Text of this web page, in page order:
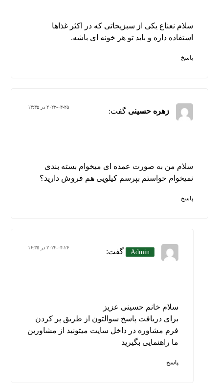
سلام نعناع یکی از سبزیجاتی که در اکثر غذاها
استفاده داره و باید تو هر خونه ای باشه.
پاسخ
زهره حسینی گفت: ۲۰۲۲-۰۴-۲۵ در ۱۳:۳۵
سلام من به صورت عمده ای میخوام بسته بندی
نمیخوام خواستم بپرسم کیلویی هم فروش دارید؟
پاسخ
Admin گفت: ۲۰۲۲-۰۴-۲۶ در ۱۶:۳۵
سلام خانم حسینی عزیز
برای دریافت پاسخ سوالتون از طریق پر کردن
فرم مشاوره در داخل سایت میتونید از مشاورین
ما راهنمایی بگیرید
پاسخ